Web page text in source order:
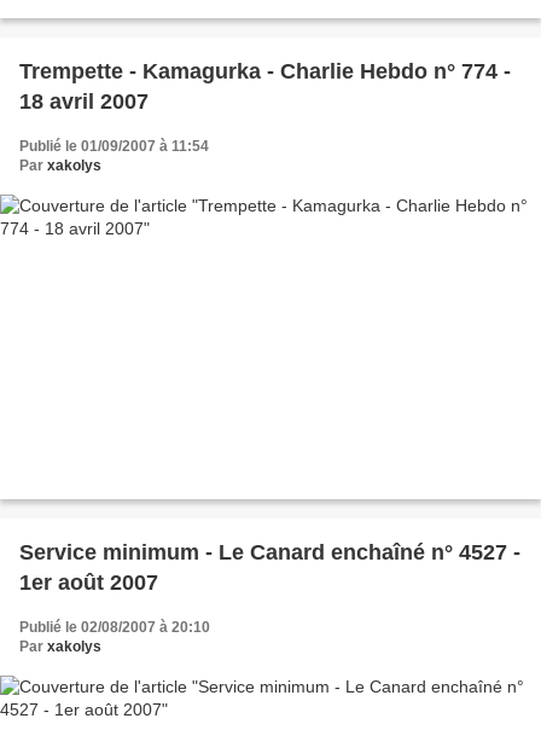
Trempette - Kamagurka - Charlie Hebdo n° 774 -
18 avril 2007
Publié le 01/09/2007 à 11:54
Par xakolys
Service minimum - Le Canard enchaîné n° 4527 -
1er août 2007
Publié le 02/08/2007 à 20:10
Par xakolys